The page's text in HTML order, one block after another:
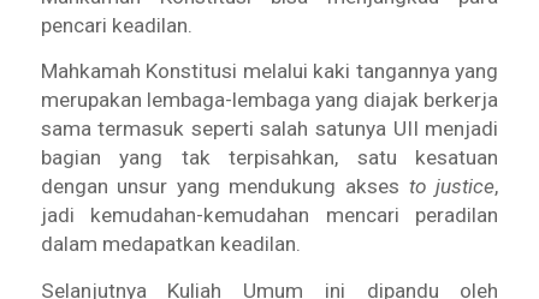
pencari keadilan.
Mahkamah Konstitusi melalui kaki tangannya yang
merupakan lembaga-lembaga yang diajak berkerja
sama termasuk seperti salah satunya UII menjadi
bagian yang tak terpisahkan, satu kesatuan
dengan unsur yang mendukung akses to justice,
jadi kemudahan-kemudahan mencari peradilan
dalam medapatkan keadilan.
Selanjutnya Kuliah Umum ini dipandu oleh